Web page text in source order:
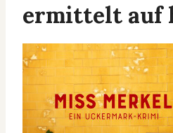
ermittelt auf